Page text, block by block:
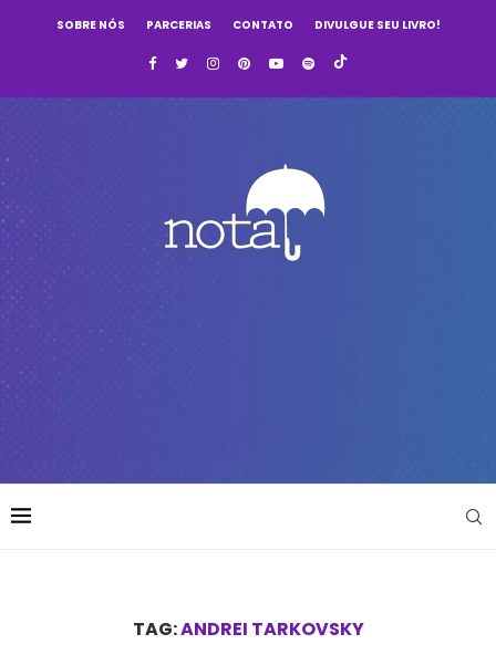
SOBRE NÓS PARCERIAS CONTATO DIVULGUE SEU LIVRO!
TAG:ANDREI TARKOVSKY